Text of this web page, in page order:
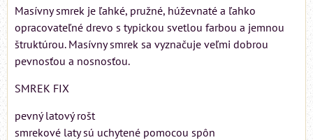
Masívny smrek je ľahké, pružné, húževnaté a ľahko
opracovateľné drevo s typickou svetlou farbou a jemnou
štruktúrou. Masívny smrek sa vyznačuje veľmi dobrou
pevnosťou a nosnosťou.
SMREK FIX
pevný latový rošt
smrekové laty sú uchytené pomocou spôn